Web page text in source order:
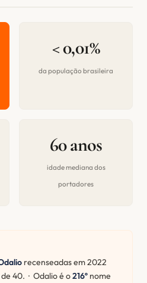
< 0,01%
da população brasileira
60 anos
idade mediana dos
portadores
recenseadas em 2022
40. · Odalio é o216º nome